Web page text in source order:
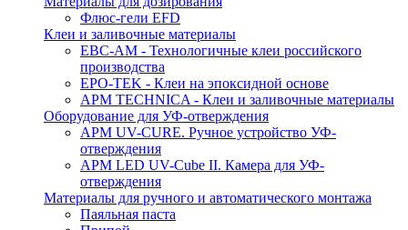
Флюс-гели EFD
Клеи и заливочные материалы
ЕВС-АМ - Технологичные клеи российского
производства
EPO-TEK - Клеи на эпоксидной основе
APM TECHNICA - Клеи и заливочные материалы
Оборудование для УФ-отверждения
APM UV-CURE. Ручное устройство УФ-
отверждения
APM LED UV-Cube II. Камера для УФ-
отверждения
Материалы для ручного и автоматического монтажа
Паяльная паста